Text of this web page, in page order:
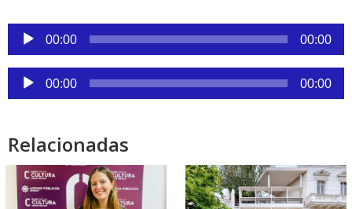
Reproductor
audio
00:00 00:00
Reproductor
de
00:00 00:00
Relacionadas